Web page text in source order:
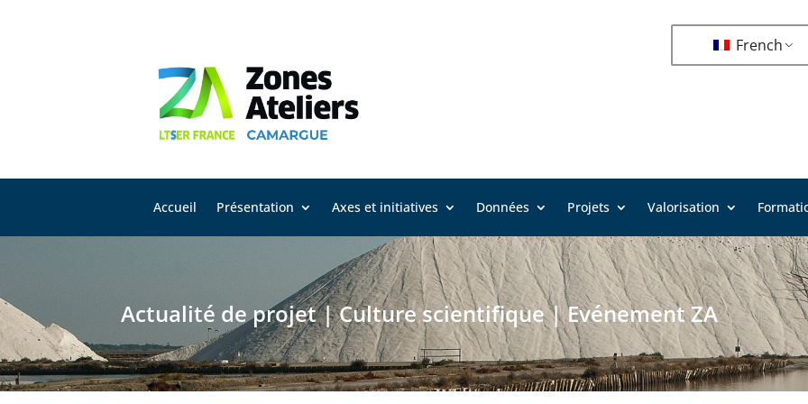
French
Accueil Présentation Axes et initiatives Données Projets Valorisation
Actualité de projet|Culture scientifique|Evénement ZA